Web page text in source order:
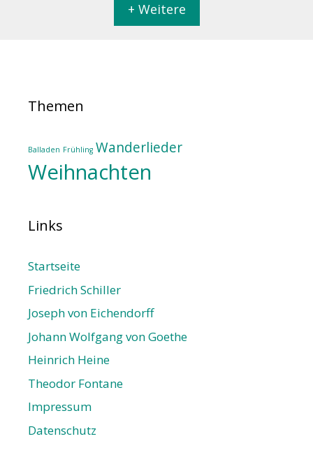
+ Weitere
Themen
Balladen Frühling Wanderlieder
Weihnachten
Links
Startseite
Friedrich Schiller
Joseph von Eichendorff
Johann Wolfgang von Goethe
Heinrich Heine
Theodor Fontane
Impressum
Datenschutz­